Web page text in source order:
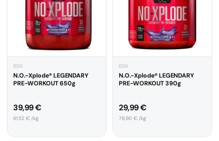
BSN
N.O.-Xplode® LEGENDARY
PRE-WORKOUT 650g
Preço normal
39,99 €
Preço unitário
61,52 € /kg
BSN
N.O.-Xplode® LEGENDARY
PRE-WORKOUT 390g
Preço normal
29,99 €
Preço unitário
76,90 € /kg